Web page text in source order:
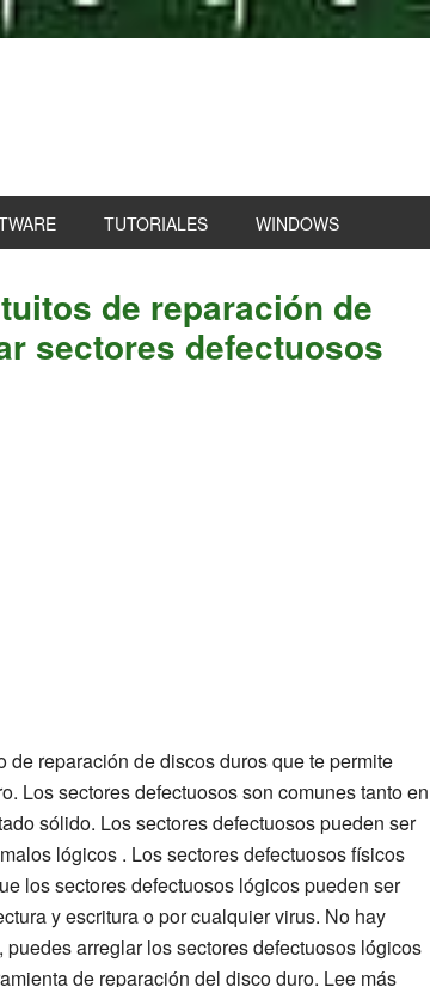
TUTORIALES WINDOWS
de reparación de
sectores defectuosos
reparación de discos duros que te permite
Los sectores defectuosos son comunes tanto en
sólido. Los sectores defectuosos pueden ser
lógicos . Los sectores defectuosos físicos
los sectores defectuosos lógicos pueden ser
y escritura o por cualquier virus. No hay
arreglar los sectores defectuosos lógicos
de reparación del disco duro. Lee más